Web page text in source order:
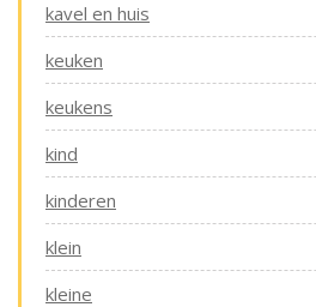
kavel en huis
keuken
keukens
kind
kinderen
klein
kleine